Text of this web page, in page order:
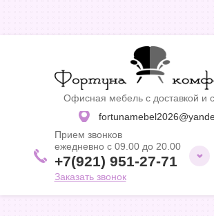
Офисная мебель с доставкой и
Прием звонков
ежедневно с 09.00 до 20.00
+7(921) 951-27-71
Заказать звонок